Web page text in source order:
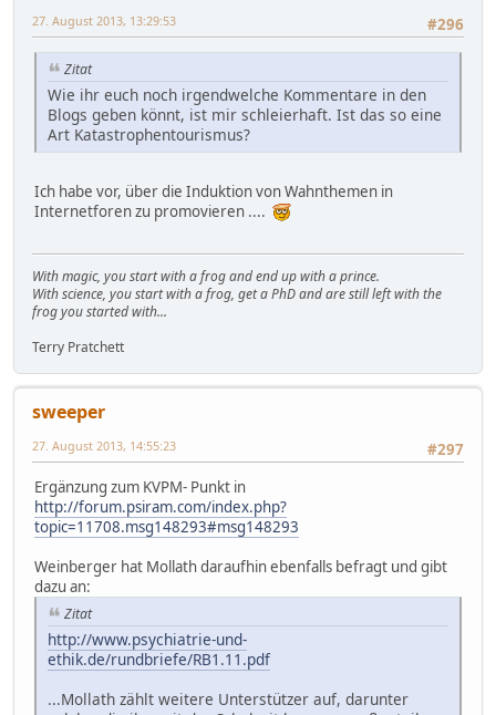
#296
27. August 2013, 13:29:53
Zitat
Wie ihr euch noch irgendwelche Kommentare in den
Blogs geben könnt, ist mir schleierhaft. Ist das so eine
Art Katastrophentourismus?
Ich habe vor, über die Induktion von Wahnthemen in
Internetforen zu promovieren ....
With magic, you start with a frog and end up with a prince.
With science, you start with a frog, get a PhD and are still left with the
frog you started with...
Terry Pratchett
sweeper
#297
27. August 2013, 14:55:23
Ergänzung zum KVPM- Punkt in
http://forum.psiram.com/index.php?
topic=11708.msg148293#msg148293
Weinberger hat Mollath daraufhin ebenfalls befragt und gibt
dazu an:
Zitat
http://www.psychiatrie-und-
ethik.de/rundbriefe/RB1.11.pdf
...Mollath zählt weitere Unterstützer auf, darunter